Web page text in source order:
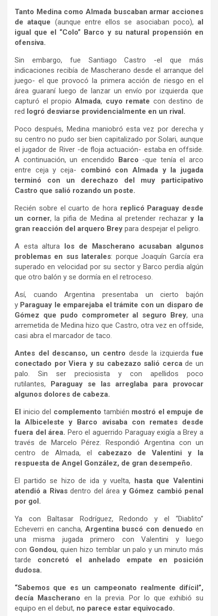
Tanto Medina como Almada buscaban armar acciones
de ataque (aunque entre ellos se asociaban poco), al
igual que el “Colo” Barco y su natural propensión en
ofensiva.
Sin embargo, fue Santiago Castro -el que más
indicaciones recibía de Mascherano desde el arranque del
juego- el que provocó la primera acción de riesgo en el
área guaraní luego de lanzar un envío por izquierda que
capturó el propio Almada, cuyo remate con destino de
red logró desviarse providencialmente en un rival.
Poco después, Medina maniobró esta vez por derecha y
su centro no pudo ser bien capitalizado por Solari, aunque
el jugador de River -de floja actuación- estaba en offside.
A continuación, un encendido Barco -que tenía el arco
entre ceja y ceja- combinó con Almada y la jugada
terminó con un derechazo del muy participativo
Castro que salió rozando un poste.
Recién sobre el cuarto de hora replicó Paraguay desde
un corner, la pifia de Medina al pretender rechazary la
gran reacción del arquero Brey para despejar el peligro.
A esta altura los de Mascherano acusaban algunos
problemas en sus laterales: porque Joaquín García era
superado en velocidad por su sector y Barco perdía algún
que otro balón y se dormía en el retroceso.
Así, cuando Argentina presentaba un cierto bajón
y Paraguay le emparejaba el trámite con un disparo de
Gómez que pudo comprometer al seguro Brey, una
arremetida de Medina hizo que Castro, otra vez en offside,
casi abra el marcador de taco.
Antes del descanso, un centro desde la izquierdafue
conectado por Viera y su cabezazo salió cercade un
palo. Sin ser preciosista y con apellidos poco
rutilantes, Paraguay se las arreglaba para provocar
algunos dolores de cabeza.
El inicio del complemento también mostró el empuje de
la Albiceleste y Barco avisaba con remates desde
fuera del área. Pero el aguerrido Paraguay exigía a Brey a
través de Marcelo Pérez. Respondió Argentina con un
centro de Almada, el cabezazo de Valentini y la
respuesta de Angel González, de gran desempeño.
El partido se hizo de ida y vuelta, hasta que Valentini
atendió a Rivasdentro del área y Gómez cambió penal
por gol.
Ya con Baltasar Rodríguez, Redondo y el “Diablito”
Echeverri en cancha, Argentina buscó con denuedo en
una misma jugada primero con Valentini y luego
con Gondou, quien hizo temblar un palo y un minuto más
tarde concretó el anhelado empate en posición
dudosa.
“Sabemos que es un campeonato realmente difícil”,
decía Mascherano en la previa. Por lo que exhibió su
equipo en el debut, no parece estar equivocado.